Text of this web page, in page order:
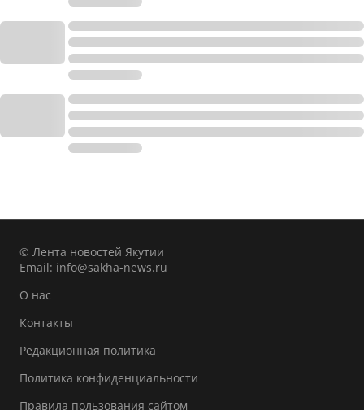
© Лента новостей Якутии
Email: info@sakha-news.ru
О нас
Контакты
Редакционная политика
Политика конфиденциальности
Правила пользования сайтом